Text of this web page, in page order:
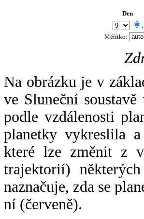
Den
.
Měřítko:
Na obrázku je v
ve Sluneční
podle vzdálenosti
planetky vykreslila
které lze změnit z
trajektorií)
naznačuje, zda se
ní (červeně).